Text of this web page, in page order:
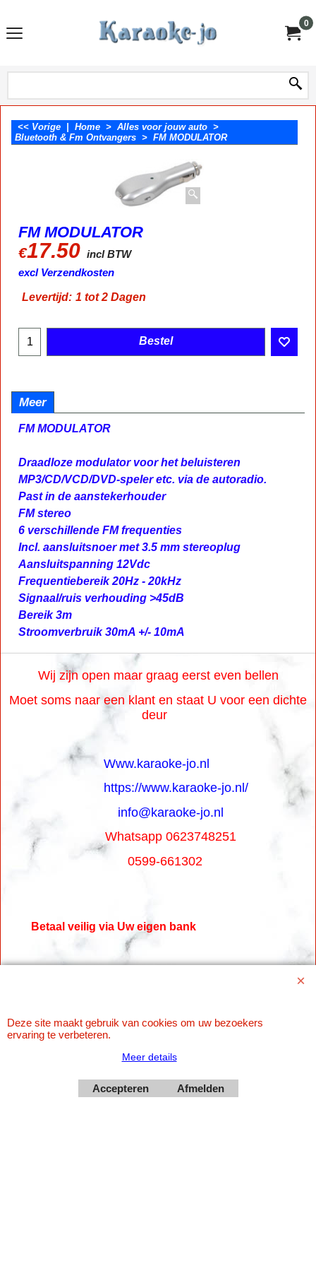
0
<< Vorige Home > Alles voor jouw auto >
Bluetooth & Fm Ontvangers > FM MODULATOR
FM MODULATOR
€17.50 incl BTW
excl Verzendkosten
Levertijd: 1 tot 2 Dagen
Bestel
Meer
FM MODULATOR
Draadloze modulator voor het beluisteren
MP3/CD/VCD/DVD-speler etc. via de autoradio.
Past in de aanstekerhouder
FM stereo
6 verschillende FM frequenties
Incl. aansluitsnoer met 3.5 mm stereoplug
Aansluitspanning 12Vdc
Frequentiebereik 20Hz - 20kHz
Signaal/ruis verhouding >45dB
Bereik 3m
Stroomverbruik 30mA +/- 10mA
Wij zijn open maar graag eerst even bellen
Moet soms naar een klant en staat U voor een dichte
deur
Www.karaoke-jo.nl
https://www.karaoke-jo.nl/
info@karaoke-jo.nl
Whatsapp 0623748251
0599-661302
Betaal veilig via Uw eigen bank
Webwinkel gemaakt met
Deze site maakt gebruik van cookies om uw bezoekers
ervaring te verbeteren.
Meer details
Accepteren Afmelden